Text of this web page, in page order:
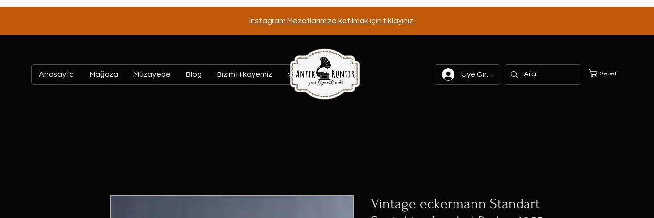
Instagram Mezatlarımıza katılmak için tıklayınız.
Anasayfa Mağaza Müzayede Blog Bizim Hikayemiz >>> Üye Girişi Sepet
Vintage eckermann Standart